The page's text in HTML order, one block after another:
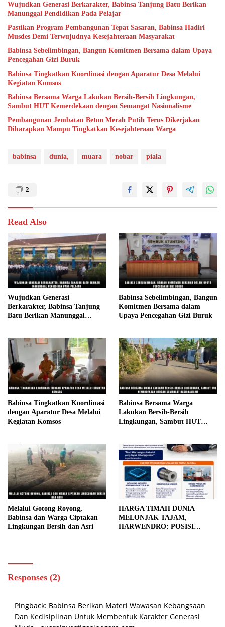
Wujudkan Generasi Berkarakter, Babinsa Tanjung Batu Berikan
Manunggal Pendidikan Pada Pelajar
Pastikan Program Pembangunan Tepat Sasaran, Babinsa Hadiri
Musdes Demi Terwujudnya Kesejahteraan Masyarakat
Babinsa Sebelimbingan, Bangun Komitmen Bersama dalam Upaya
Pencegahan Gizi Buruk
Babinsa Tingkatkan Koordinasi dengan Aparatur Desa Melalui
Kegiatan Komsos
Babinsa Bersama Warga Lakukan Bersih-Bersih Lingkungan,
Sambut HUT Kemerdekaan dengan Semangat Nasionalisme
Pembangunan Jembatan Beton Merah Putih Terus Dikerjakan
Diharapkan Mampu Tingkatkan Kesejahteraan Warga
babinsa dunia, muara nobar piala
2
Read Also
Wujudkan Generasi
Berkarakter, Babinsa Tanjung
Batu Berikan Manunggal
Babinsa Sebelimbingan, Bangun
Komitmen Bersama dalam
Upaya Pencegahan Gizi Buruk
Babinsa Tingkatkan Koordinasi
dengan Aparatur Desa Melalui
Kegiatan Komsos
Babinsa Bersama Warga
Lakukan Bersih-Bersih
Lingkungan, Sambut HUT
Melalui Gotong Royong,
Babinsa dan Warga Ciptakan
Lingkungan Bersih dan Asri
HARGA TIMAH DUNIA
MELONJAK TAJAM,
HARWENDRO: POSISI
Responses (2)
Pingback: Babinsa Berikan Materi Wawasan Kebangsaan
Dan Kedisiplinan Untuk Membentuk Karakter Generasi